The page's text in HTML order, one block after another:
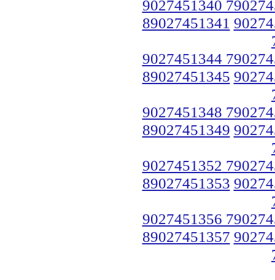
9027451340
89027451341
9027451344
89027451345
9027451348
89027451349
9027451352
89027451353
9027451356
89027451357